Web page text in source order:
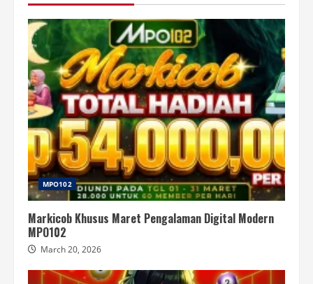
MPO102
Markicob Khusus Maret Pengalaman Digital Modern
MPO102
March 20, 2026